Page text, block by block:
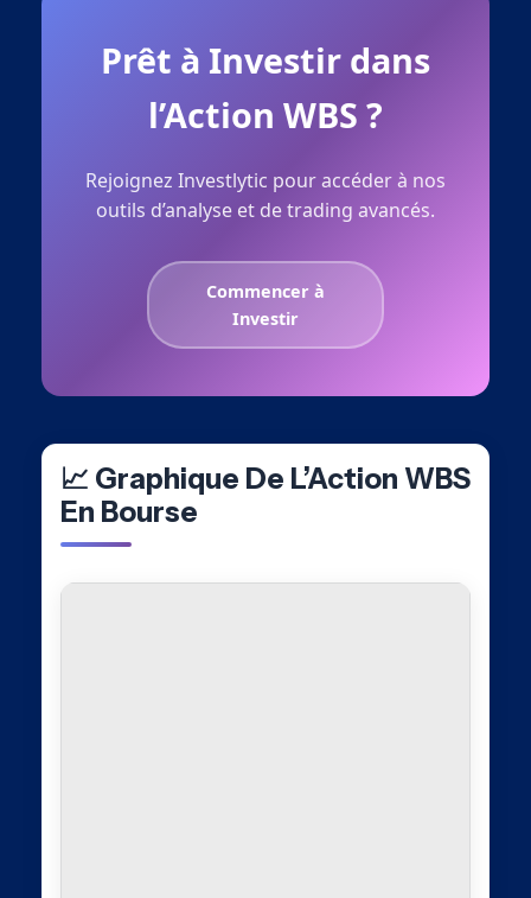
Prêt à Investir dans
l’Action WBS ?
Rejoignez Investlytic pour accéder à nos
outils d’analyse et de trading avancés.
Commencer à
Investir
📈 Graphique De L’Action WBS
En Bourse